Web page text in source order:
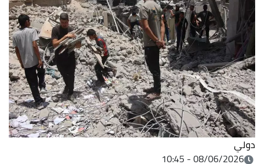
دولي
08/06/2026 - 10:45